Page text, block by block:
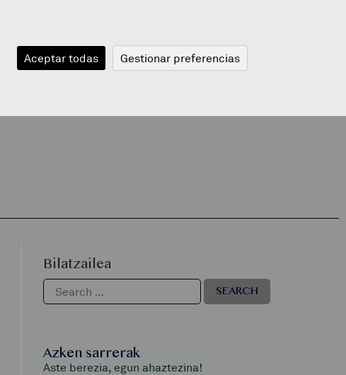
BIDEA JANGELA BLOGA BERRIAK
Bilatzailea
Azken sarrerak
Aste berezia, egun ahaztezina!
Aceptar todas Gestionar preferencias